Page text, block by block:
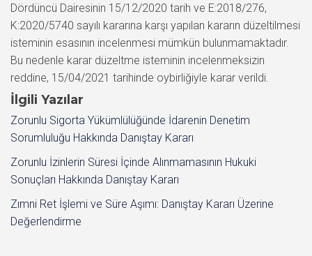
Dördüncü Dairesinin 15/12/2020 tarih ve E:2018/276,
K:2020/5740 sayılı kararına karşı yapılan kararın düzeltilmesi
isteminin esasının incelenmesi mümkün bulunmamaktadır.
Bu nedenle karar düzeltme isteminin incelenmeksizin
reddine, 15/04/2021 tarihinde oybirliğiyle karar verildi.
İlgili Yazılar
Zorunlu Sigorta Yükümlülüğünde İdarenin Denetim
Sorumluluğu Hakkında Danıştay Kararı
Zorunlu İzinlerin Süresi İçinde Alınmamasının Hukuki
Sonuçları Hakkında Danıştay Kararı
Zımni Ret İşlemi ve Süre Aşımı: Danıştay Kararı Üzerine
Değerlendirme